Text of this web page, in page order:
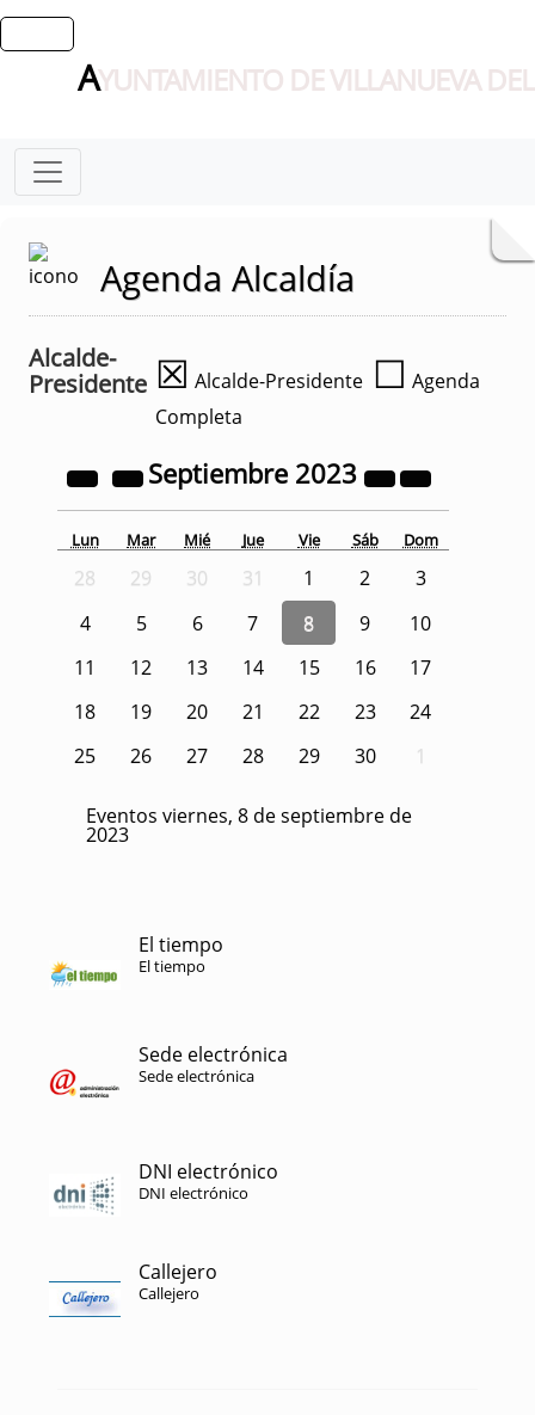
AYUNTAMIENTO DE VILLANUEVA
Agenda Alcaldía
Alcalde-
Presidente ☒ Alcalde-Presidente ☐ Agenda
Completa
Septiembre 2023
Lun Mar Mié Jue Vie Sáb Dom
28 29 30 31 1 2
3
4
5 6 7 8 9
10
11
12 13 14 15 16
17
18
19 20 21 22 23
24
25
26 27 28 29 30 1
Eventos viernes, 8 de septiembre de
2023
El tiempo
El tiempo
Sede electrónica
Sede electrónica
DNI electrónico
DNI electrónico
Callejero
Callejero